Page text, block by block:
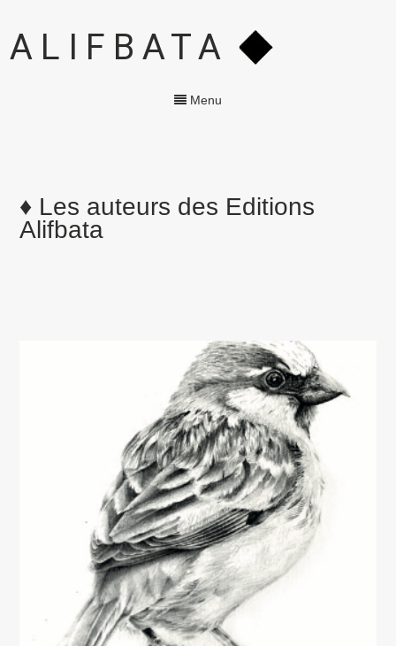
ALIFBATA
Menu
♦ Les auteurs des Editions
Alifbata